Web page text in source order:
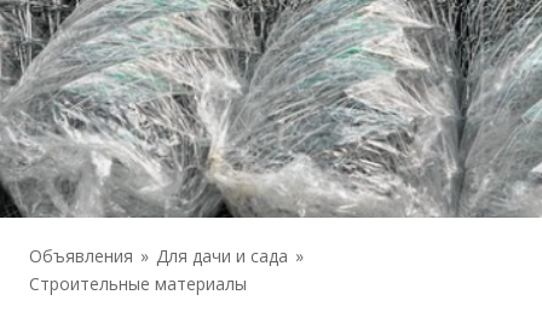
Объявления
Для дачи и сада
Строительные материалы